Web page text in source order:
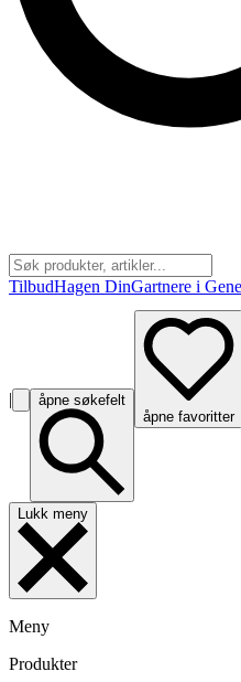
TilbudHagen DinGartnere i
|
åpne søkefelt
åpne favoritter
Lukk meny
Meny
Produkter